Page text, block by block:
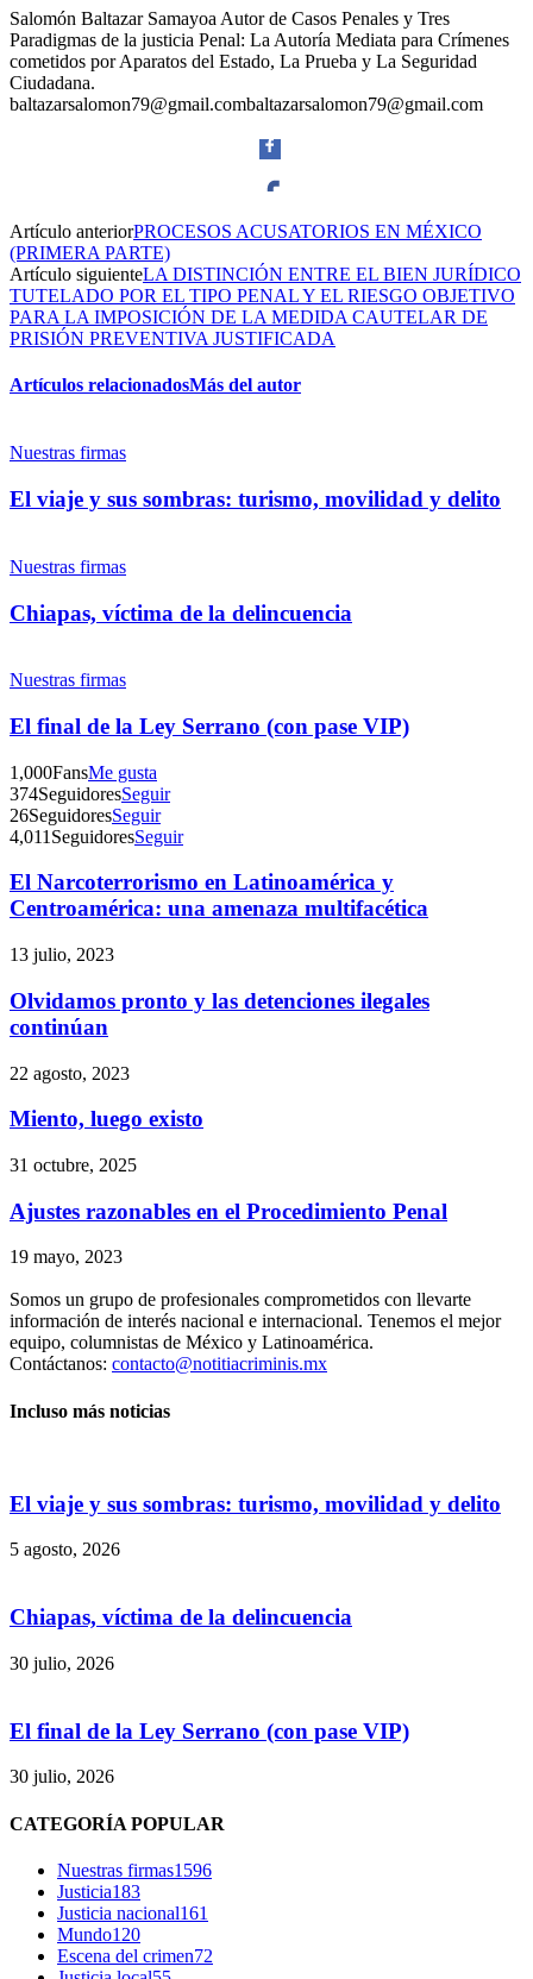
Salomón Baltazar Samayoa Autor de Casos Penales y Tres
Paradigmas de la justicia Penal: La Autoría Mediata para Crímenes
cometidos por Aparatos del Estado, La Prueba y La Seguridad
Ciudadana.
baltazarsalomon79@gmail.combaltazarsalomon79@gmail.com
Facebook
Twitter
Telegram
Artículo anteriorPROCESOS ACUSATORIOS EN MÉXICO
(PRIMERA PARTE)
Artículo siguienteLA DISTINCIÓN ENTRE EL BIEN JURÍDICO
TUTELADO POR EL TIPO PENAL Y EL RIESGO OBJETIVO
PARA LA IMPOSICIÓN DE LA MEDIDA CAUTELAR DE
PRISIÓN PREVENTIVA JUSTIFICADA
Artículos relacionadosMás del autor
Nuestras firmas
El viaje y sus sombras: turismo, movilidad y delito
Nuestras firmas
Chiapas, víctima de la delincuencia
Nuestras firmas
El final de la Ley Serrano (con pase VIP)
1,000FansMe gusta
374SeguidoresSeguir
26SeguidoresSeguir
4,011 SeguidoresSeguir
El Narcoterrorismo en Latinoamérica y
Centroamérica: una amenaza multifacética
13 julio, 2023
Olvidamos pronto y las detenciones ilegales
continúan
22 agosto, 2023
Miento, luego existo
31 octubre, 2025
Ajustes razonables en el Procedimiento Penal
19 mayo, 2023
Somos un grupo de profesionales comprometidos con llevarte
información de interés nacional e internacional. Tenemos el mejor
equipo, columnistas de México y Latinoamérica.
Contáctanos: contacto@notitiacriminis.mx
Incluso más noticias
El viaje y sus sombras: turismo, movilidad y delito
5 agosto, 2026
Chiapas, víctima de la delincuencia
30 julio, 2026
El final de la Ley Serrano (con pase VIP)
30 julio, 2026
CATEGORÍA POPULAR
Nuestras firmas1596
Justicia183
Justicia nacional161
Mundo120
Escena del crimen72